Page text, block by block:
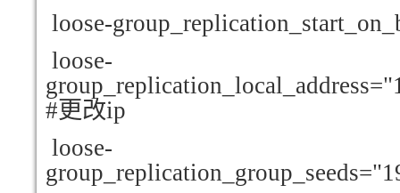
loose-
loose-
#更改ip
loose-